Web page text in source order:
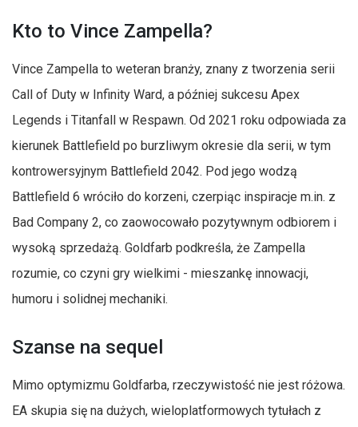
Kto to Vince Zampella?
Vince Zampella to weteran branży, znany z tworzenia serii
Call of Duty w Infinity Ward, a później sukcesu Apex
Legends i Titanfall w Respawn. Od 2021 roku odpowiada za
kierunek Battlefield po burzliwym okresie dla serii, w tym
kontrowersyjnym Battlefield 2042. Pod jego wodzą
Battlefield 6 wróciło do korzeni, czerpiąc inspiracje m.in. z
Bad Company 2, co zaowocowało pozytywnym odbiorem i
wysoką sprzedażą. Goldfarb podkreśla, że Zampella
rozumie, co czyni gry wielkimi - mieszankę innowacji,
humoru i solidnej mechaniki.
Szanse na sequel
Mimo optymizmu Goldfarba, rzeczywistość nie jest różowa.
EA skupia się na dużych, wieloplatformowych tytułach z